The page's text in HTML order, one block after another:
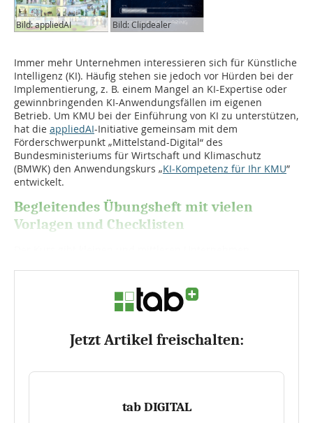
Bild: appliedAI Bild: Clipdealer
Immer mehr Unternehmen interessieren sich für Künstliche
Intelligenz (KI). Häufig stehen sie jedoch vor Hürden bei der
Implementierung, z. B. einem Mangel an KI-Expertise oder
gewinnbringenden KI-Anwendungsfällen im eigenen
Betrieb. Um KMU bei der Einführung von KI zu unterstützen,
hat die appliedAI-Initiative gemeinsam mit dem
Förderschwerpunkt „Mittelstand-Digital“ des
Bundesministeriums für Wirtschaft und Klimaschutz
(BMWK) den Anwendungskurs „KI-Kompetenz für Ihr KMU”
entwickelt.
Begleitendes Übungsheft mit vielen
Vorlagen und Checklisten
Jetzt Artikel freischalten:
tab DIGITAL